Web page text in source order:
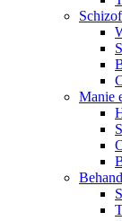
Manie